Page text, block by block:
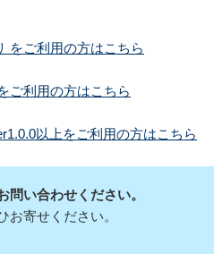
をご利用の方はこちら
ご利用の方はこちら
以上をご利用の方はこちら
い合わせください。
お寄せください。